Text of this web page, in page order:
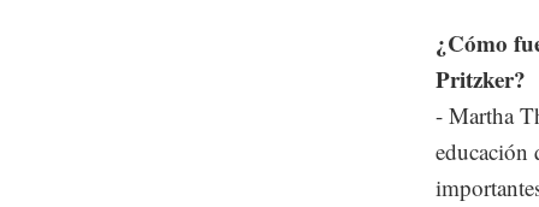
¿Cómo
Pritzker?
- Martha
educación